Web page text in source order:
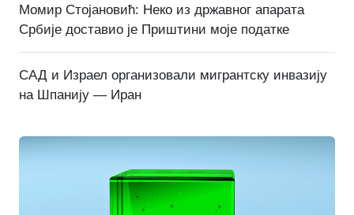
Момир Стојановић: Неко из државног апарата
Србије доставио је Приштини моје податке
САД и Израел организовали мигрантску инвазију
на Шпанију — Иран